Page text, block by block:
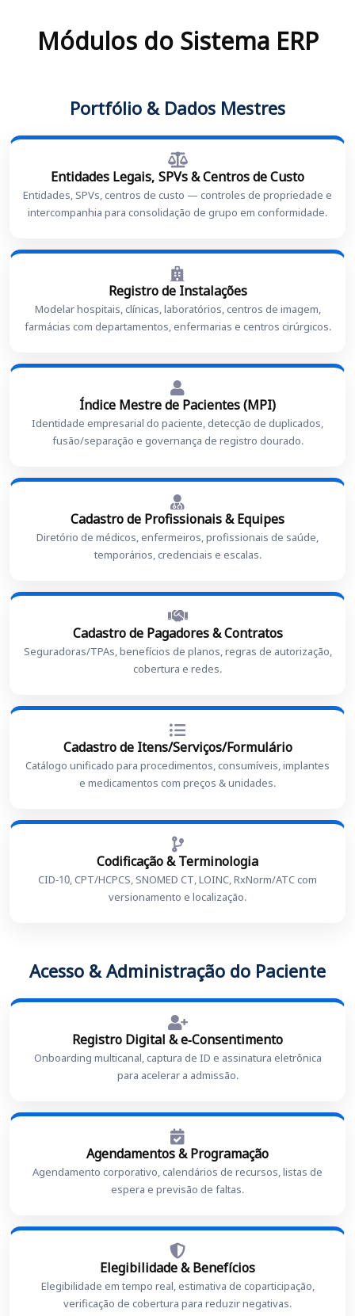
Módulos do Sistema ERP
Portfólio & Dados Mestres
Entidades Legais, SPVs & Centros de Custo
Entidades, SPVs, centros de custo — controles de propriedade e
intercompanhia para consolidação de grupo em conformidade.
Registro de Instalações
Modelar hospitais, clínicas, laboratórios, centros de imagem,
farmácias com departamentos, enfermarias e centros cirúrgicos.
Índice Mestre de Pacientes (MPI)
Identidade empresarial do paciente, detecção de duplicados,
fusão/separação e governança de registro dourado.
Cadastro de Profissionais & Equipes
Diretório de médicos, enfermeiros, profissionais de saúde,
temporários, credenciais e escalas.
Cadastro de Pagadores & Contratos
Seguradoras/TPAs, benefícios de planos, regras de autorização,
cobertura e redes.
Cadastro de Itens/Serviços/Formulário
Catálogo unificado para procedimentos, consumíveis, implantes
e medicamentos com preços & unidades.
Codificação & Terminologia
CID-10, CPT/HCPCS, SNOMED CT, LOINC, RxNorm/ATC com
versionamento e localização.
Acesso & Administração do Paciente
Registro Digital & e-Consentimento
Onboarding multicanal, captura de ID e assinatura eletrônica
para acelerar a admissão.
Agendamentos & Programação
Agendamento corporativo, calendários de recursos, listas de
espera e previsão de faltas.
Elegibilidade & Benefícios
Elegibilidade em tempo real, estimativa de coparticipação,
verificação de cobertura para reduzir negativas.